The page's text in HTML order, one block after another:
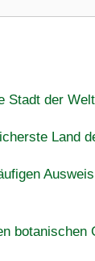
Stadt der
Land
botanischen